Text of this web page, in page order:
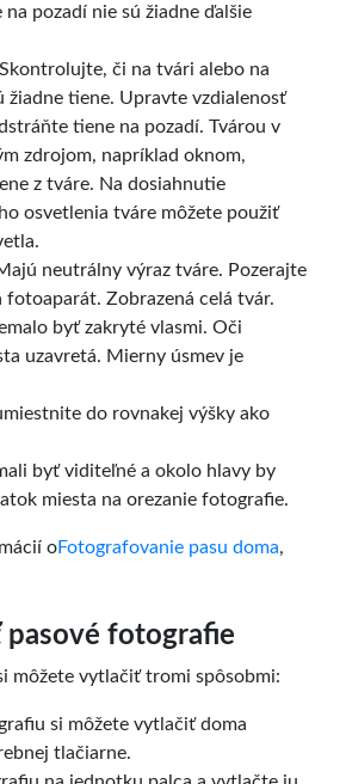
na pozadí nie sú žiadne ďalšie
či na tvári alebo na
žiadne tiene. Upravte vzdialenosť
tiene na pozadí. Tvárou v
zdrojom, napríklad oknom,
z tváre. Na dosiahnutie
osvetlenia tváre môžete použiť
neutrálny výraz tváre. Pozerajte
fotoaparát. Zobrazená celá tvár.
byť zakryté vlasmi. Oči
uzavretá. Mierny úsmev je
do rovnakej výšky ako
byť viditeľné a okolo hlavy by
miesta na orezanie fotografie.
oFotografovanie pasu doma,
fotografie
môžete vytlačiť tromi spôsobmi:
si môžete vytlačiť doma
tlačiarne.